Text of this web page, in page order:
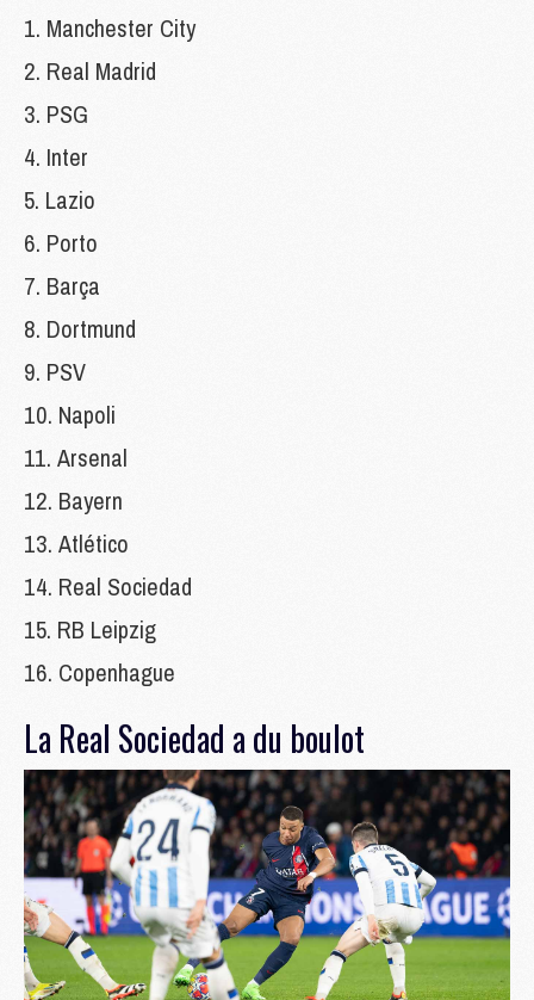
Manchester City
Real Madrid
PSG
Inter
Lazio
Porto
Barça
Dortmund
PSV
Napoli
Arsenal
Bayern
Atlético
Real Sociedad
RB Leipzig
Copenhague
La Real Sociedad a du boulot